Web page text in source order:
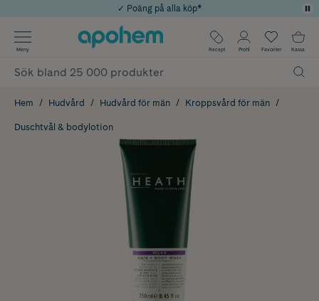
Årets Butik 2025 inom Skönhet
Använd kod: SOMMAR20 för 20% över 649kr
✓ Rådgivning från farmaceuter & hudterapeuter
✓ Poäng på alla köp*
Meny Recept Profil Favoriter Kassa
Hem Hudvård Hudvård för män Kroppsvård för män
Duschtvål & bodylotion